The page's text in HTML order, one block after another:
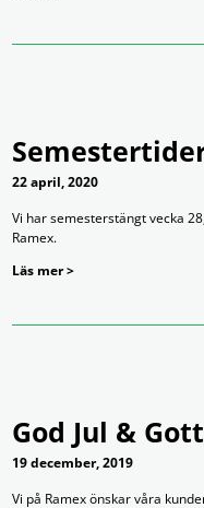
22 april, 2020
Vi har semesterstängt vecka
Ramex.
Läs mer >
God Jul &
19 december, 2019
Vi på Ramex önskar våra